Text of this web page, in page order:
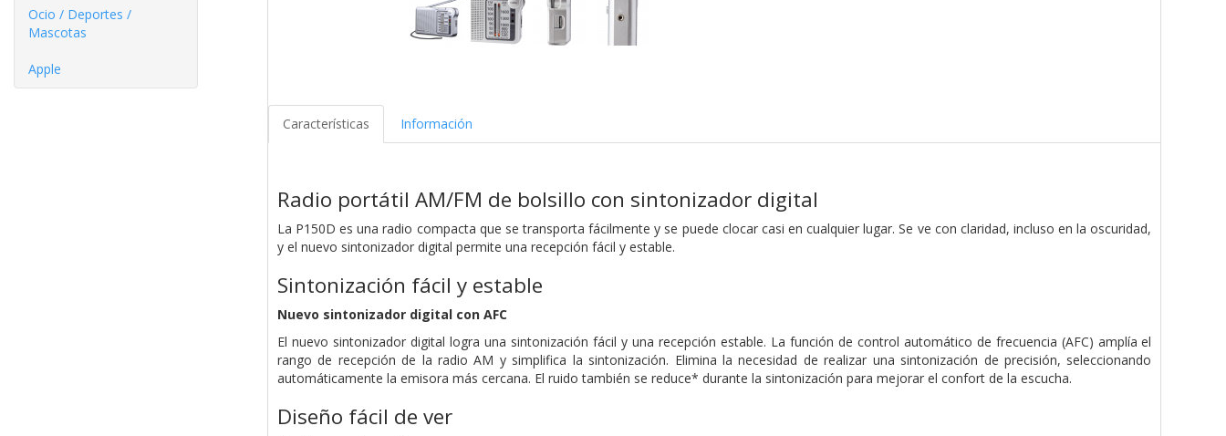
Ocio / Deportes /
Mascotas
Apple
Características Información
Radio portátil AM/FM de bolsillo con sintonizador digital
La P150D es una radio compacta que se transporta fácilmente y se puede clocar casi en cualquier lugar. Se ve con claridad, incluso en la oscuridad,
y el nuevo sintonizador digital permite una recepción fácil y estable.
Sintonización fácil y estable
Nuevo sintonizador digital con AFC
El nuevo sintonizador digital logra una sintonización fácil y una recepción estable. La función de control automático de frecuencia (AFC) amplía el
rango de recepción de la radio AM y simplifica la sintonización. Elimina la necesidad de realizar una sintonización de precisión, seleccionando
automáticamente la emisora más cercana. El ruido también se reduce* durante la sintonización para mejorar el confort de la escucha.
Diseño fácil de ver